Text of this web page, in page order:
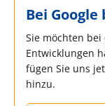
Bei
Sie möchten
Entwicklungen
fügen Sie uns
hinzu.